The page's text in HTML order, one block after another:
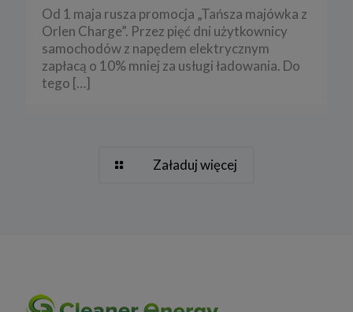
Od 1 maja rusza promocja „Tańsza majówka z
Orlen Charge”. Przez pięć dni użytkownicy
samochodów z napędem elektrycznym
zapłacą o 10% mniej za usługi ładowania. Do
tego […]
Załaduj więcej